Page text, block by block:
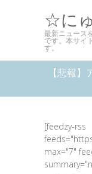
☆に
最新ニュース
です。本サイ
す。
【悲報
[feedzy-rss
max="7"